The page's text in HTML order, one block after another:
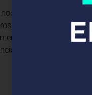
No te
están
para